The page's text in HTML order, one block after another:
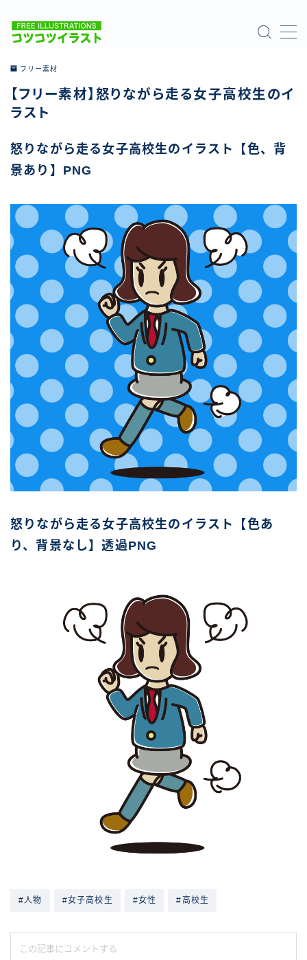
ホーム
お問い合わせ
フリー素材
【フリー素材】怒りながら走る女子高校生のイ
ラスト
怒りながら走る女子高校生のイラスト【色、背
景あり】PNG
怒りながら走る女子高校生のイラスト【色あ
り、背景なし】透過PNG
#人物 #女子高校生 #女性 #高校生